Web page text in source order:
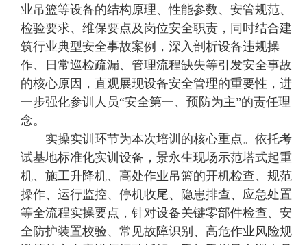
业吊篮等设备的结构原理、性能参数、安管规范、
检验要求、维保要点及岗位安全职责，同时结合建
筑行业典型安全事故案例，深入剖析设备违规操
作、日常巡检疏漏、管理流程缺失等引发安全事故
的核心原因，直观展现设备安全管理的重要性，进
一步强化参训人员“安全第一、预防为主”的责任理
念。
实操实训环节为本次培训的核心重点。依托考
试基地标准化实训设备，景永生现场示范塔式起重
机、施工升降机、高处作业吊篮的开机检查、规范
操作、运行监控、停机收尾、隐患排查、应急处置
等全流程实操要点，针对设备关键零部件检查、安
全防护装置校验、常见故障识别、高危作业风险规